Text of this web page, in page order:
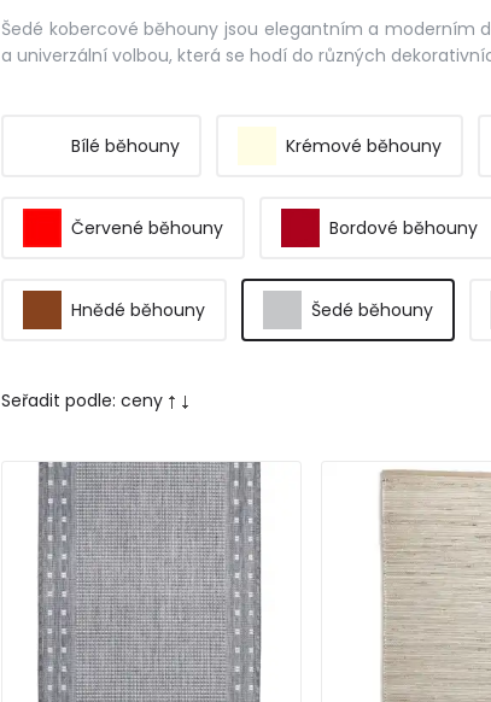
Šedé kobercové běhouny jsou elegantním a moderním
a univerzální volbou, která se hodí do různých
Bílé běhouny Krémové běhouny
Červené běhouny Bordové běhouny
Hnědé běhouny Šedé běhouny
Seřadit podle: ceny